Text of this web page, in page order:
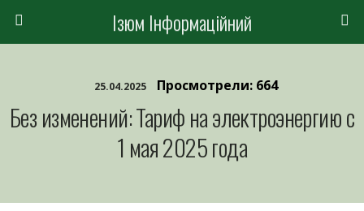
Ізюм Інформаційний
25.04.2025 Просмотрели: 664
Без изменений: Тариф на электроэнергию с
1 мая 2025 года